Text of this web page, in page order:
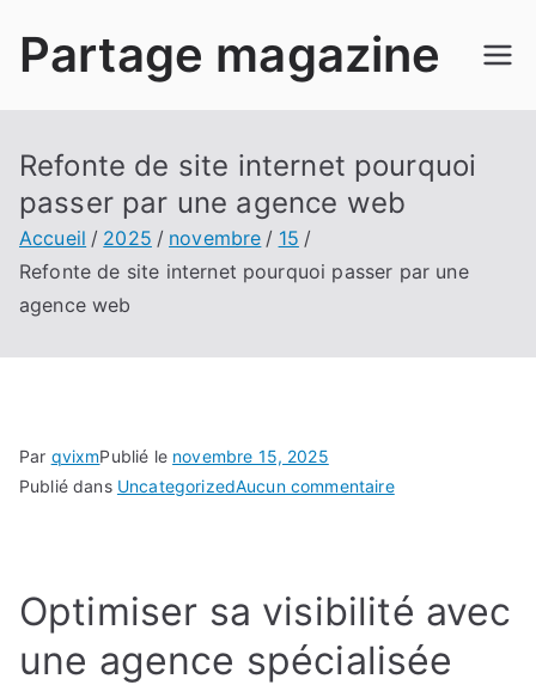
Partage magazine
Refonte de site internet pourquoi
passer par une agence web
Accueil 2025 novembre
15
Refonte de site internet pourquoi passer par une
agence web
Par qvixmPublié le novembre 15, 2025
Publié dans UncategorizedAucun commentairesur
internet
passer
Optimiser sa visibilité avec
une agence spécialisée